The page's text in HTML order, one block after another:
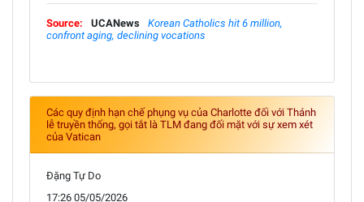
Source: UCANews
Korean Catholics hit 6 million,
confront aging, declining vocations
Các quy định hạn chế phụng vụ của Charlotte đối với Thánh
lễ truyền thống, gọi tắt là TLM đang đối mặt với sự xem xét
của Vatican
Đặng Tự Do
17:26 05/05/2026